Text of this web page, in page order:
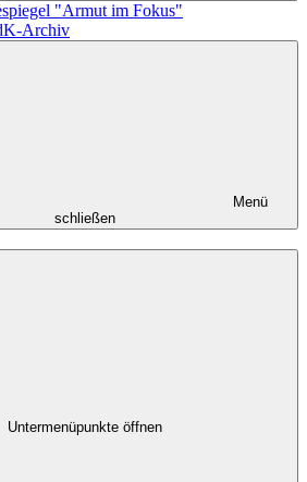
"Armut im Fokus"
Archiv
Menü
schließen
Untermenüpunkte öffnen